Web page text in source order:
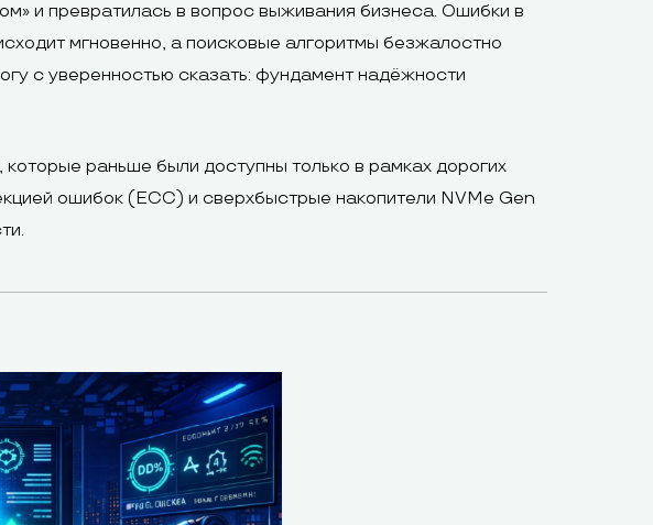
и превратилась в вопрос выживания бизнеса. Ошибки в
мгновенно, а поисковые алгоритмы безжалостно
с уверенностью сказать: фундамент надёжности
раньше были доступны только в рамках дорогих
ошибок (ECC) и сверхбыстрые накопители NVMe Gen